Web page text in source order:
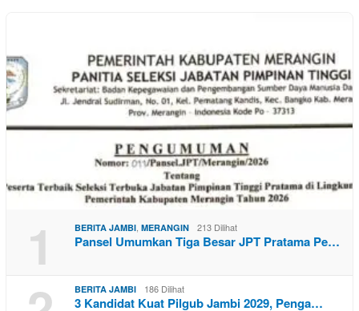
1 BERITA JAMBI, MERANGIN 213 Dilihat
Pansel Umumkan Tiga Besar JPT Pratama Pe…
BERITA JAMBI 186 Dilihat
3 Kandidat Kuat Pilgub Jambi 2029, Penga…